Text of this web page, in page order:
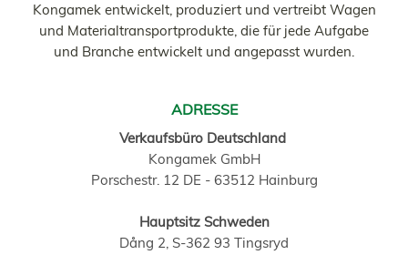
Kongamek entwickelt, produziert und vertreibt Wagen
und Materialtransportprodukte, die für jede Aufgabe
und Branche entwickelt und angepasst wurden.
ADRESSE
Verkaufsbüro Deutschland
Kongamek GmbH
Porschestr. 12 DE - 63512 Hainburg
Hauptsitz Schweden
Dång 2, S-362 93 Tingsryd